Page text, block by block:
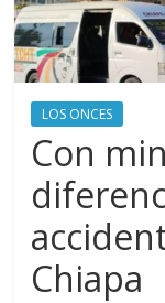
LOS ONCES
Con
Chiapa